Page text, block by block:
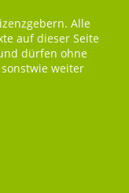
Alle
auf dieser Seite
dürfen ohne
weiter